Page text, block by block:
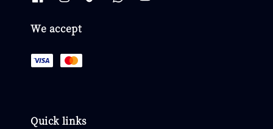
We accept
Quick links